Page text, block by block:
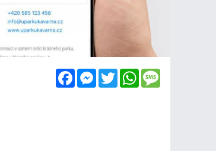
FacebookMessenger
TwitterWhatsApp